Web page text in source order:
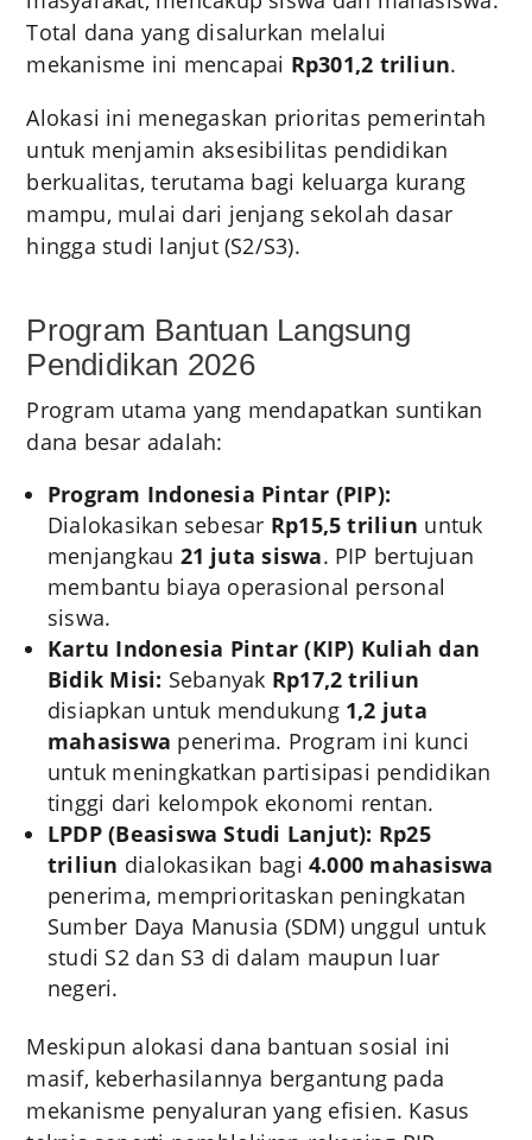
Total dana yang disalurkan melalui
mekanisme ini mencapai Rp301,2 triliun.
Alokasi ini menegaskan prioritas pemerintah
untuk menjamin aksesibilitas pendidikan
berkualitas, terutama bagi keluarga kurang
mampu, mulai dari jenjang sekolah dasar
hingga studi lanjut (S2/S3).
Program Bantuan Langsung
Pendidikan 2026
Program utama yang mendapatkan suntikan
dana besar adalah:
Program Indonesia Pintar (PIP):
Dialokasikan sebesar Rp15,5 triliun untuk
menjangkau 21 juta siswa. PIP bertujuan
membantu biaya operasional personal
siswa.
Kartu Indonesia Pintar (KIP) Kuliah dan
Bidik Misi: Sebanyak Rp17,2 triliun
disiapkan untuk mendukung 1,2 juta
mahasiswa penerima. Program ini kunci
untuk meningkatkan partisipasi pendidikan
tinggi dari kelompok ekonomi rentan.
LPDP (Beasiswa Studi Lanjut): Rp25
triliun dialokasikan bagi 4.000 mahasiswa
penerima, memprioritaskan peningkatan
Sumber Daya Manusia (SDM) unggul untuk
studi S2 dan S3 di dalam maupun luar
negeri.
Meskipun alokasi dana bantuan sosial ini
masif, keberhasilannya bergantung pada
mekanisme penyaluran yang efisien. Kasus